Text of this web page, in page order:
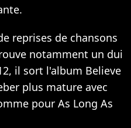
reprises de chansons
notamment un dui
il sort l'album Believe
plus mature avec
pour As Long As